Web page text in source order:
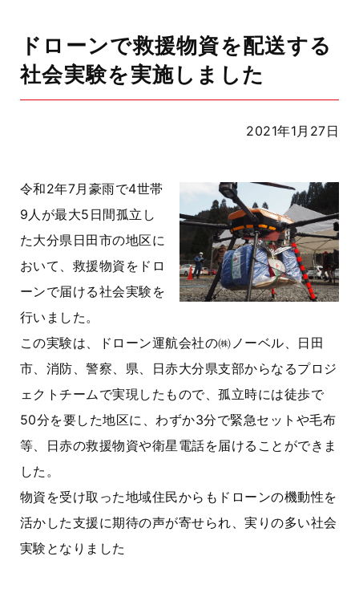
ドローンで救援物資を配送する
社会実験を実施しました
2021年1月27日
令和2年7月豪雨で4世帯
9人が最大5日間孤立し
た大分県日田市の地区に
おいて、救援物資をドロ
ーンで届ける社会実験を
行いました。
この実験は、ドローン運航会社の㈱ノーベル、日田
市、消防、警察、県、日赤大分県支部からなるプロジ
ェクトチームで実現したもので、孤立時には徒歩で
50分を要した地区に、わずか3分で緊急セットや毛布
等、日赤の救援物資や衛星電話を届けることができま
した。
物資を受け取った地域住民からもドローンの機動性を
活かした支援に期待の声が寄せられ、実りの多い社会
実験となりました